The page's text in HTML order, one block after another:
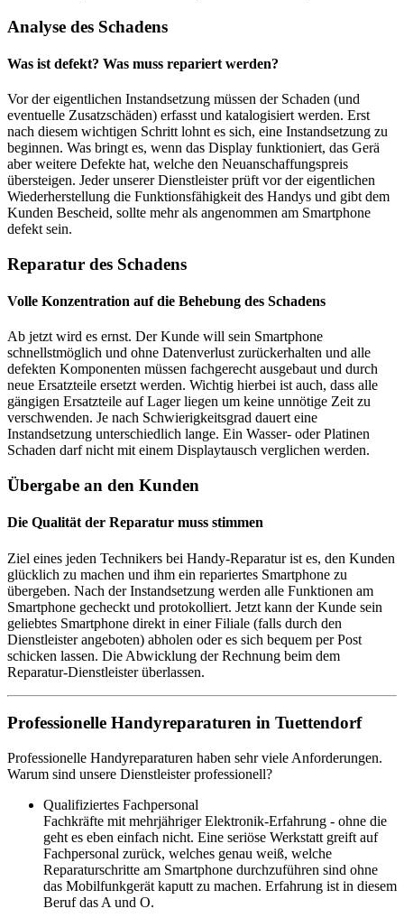
Analyse des Schadens
Was ist defekt? Was muss repariert werden?
Vor der eigentlichen Instandsetzung müssen der Schaden (und
eventuelle Zusatzschäden) erfasst und katalogisiert werden. Erst
nach diesem wichtigen Schritt lohnt es sich, eine Instandsetzung zu
beginnen. Was bringt es, wenn das Display funktioniert, das Gerä
aber weitere Defekte hat, welche den Neuanschaffungspreis
übersteigen. Jeder unserer Dienstleister prüft vor der eigentlichen
Wiederherstellung die Funktionsfähigkeit des Handys und gibt dem
Kunden Bescheid, sollte mehr als angenommen am Smartphone
defekt sein.
Reparatur des Schadens
Volle Konzentration auf die Behebung des Schadens
Ab jetzt wird es ernst. Der Kunde will sein Smartphone
schnellstmöglich und ohne Datenverlust zurückerhalten und alle
defekten Komponenten müssen fachgerecht ausgebaut und durch
neue Ersatzteile ersetzt werden. Wichtig hierbei ist auch, dass alle
gängigen Ersatzteile auf Lager liegen um keine unnötige Zeit zu
verschwenden. Je nach Schwierigkeitsgrad dauert eine
Instandsetzung unterschiedlich lange. Ein Wasser- oder Platinen
Schaden darf nicht mit einem Displaytausch verglichen werden.
Übergabe an den Kunden
Die Qualität der Reparatur muss stimmen
Ziel eines jeden Technikers bei Handy-Reparatur ist es, den Kunden
glücklich zu machen und ihm ein repariertes Smartphone zu
übergeben. Nach der Instandsetzung werden alle Funktionen am
Smartphone gecheckt und protokolliert. Jetzt kann der Kunde sein
geliebtes Smartphone direkt in einer Filiale (falls durch den
Dienstleister angeboten) abholen oder es sich bequem per Post
schicken lassen. Die Abwicklung der Rechnung beim dem
Reparatur-Dienstleister überlassen.
Professionelle Handyreparaturen in Tuettendorf
Professionelle Handyreparaturen haben sehr viele Anforderungen.
Warum sind unsere Dienstleister professionell?
Qualifiziertes Fachpersonal
Fachkräfte mit mehrjähriger Elektronik-Erfahrung - ohne die
geht es eben einfach nicht. Eine seriöse Werkstatt greift auf
Fachpersonal zurück, welches genau weiß, welche
Reparaturschritte am Smartphone durchzuführen sind ohne
das Mobilfunkgerät kaputt zu machen. Erfahrung ist in diesem
Beruf das A und O.